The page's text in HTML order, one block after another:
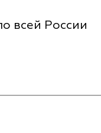
всей России